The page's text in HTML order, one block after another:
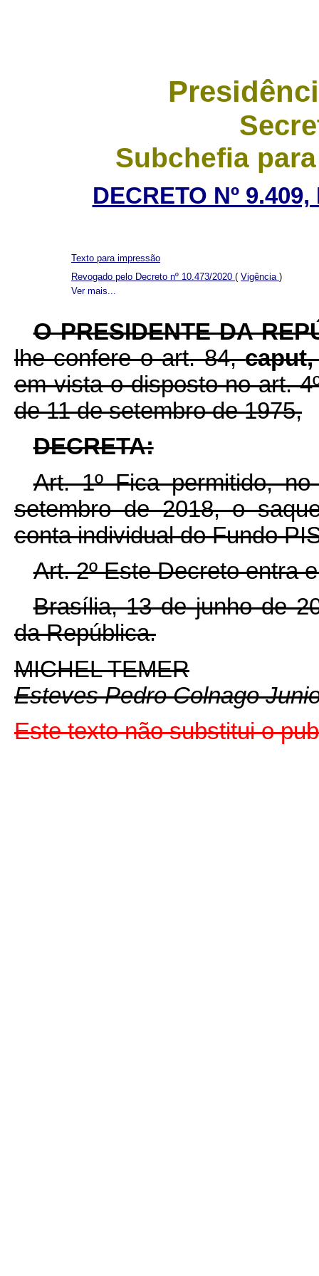
Subchefia
DECRETO Nº
Ver mais...
Texto para impressão
Revogado pelo Decreto nº 10.473/2020 ( Vigência )
O PRESIDENTE DA
lhe confere o art. 84,
em vista o disposto no art.
de 11 de setembro de 1975,
DECRETA:
Art. 1º Fica permitido,
setembro de 2018, o
conta individual do Fundo
Art. 2º Este Decreto entra
Brasília, 13 de junho de
da República.
MICHEL TEMER
Esteves Pedro Colnago
Este texto não substitui o